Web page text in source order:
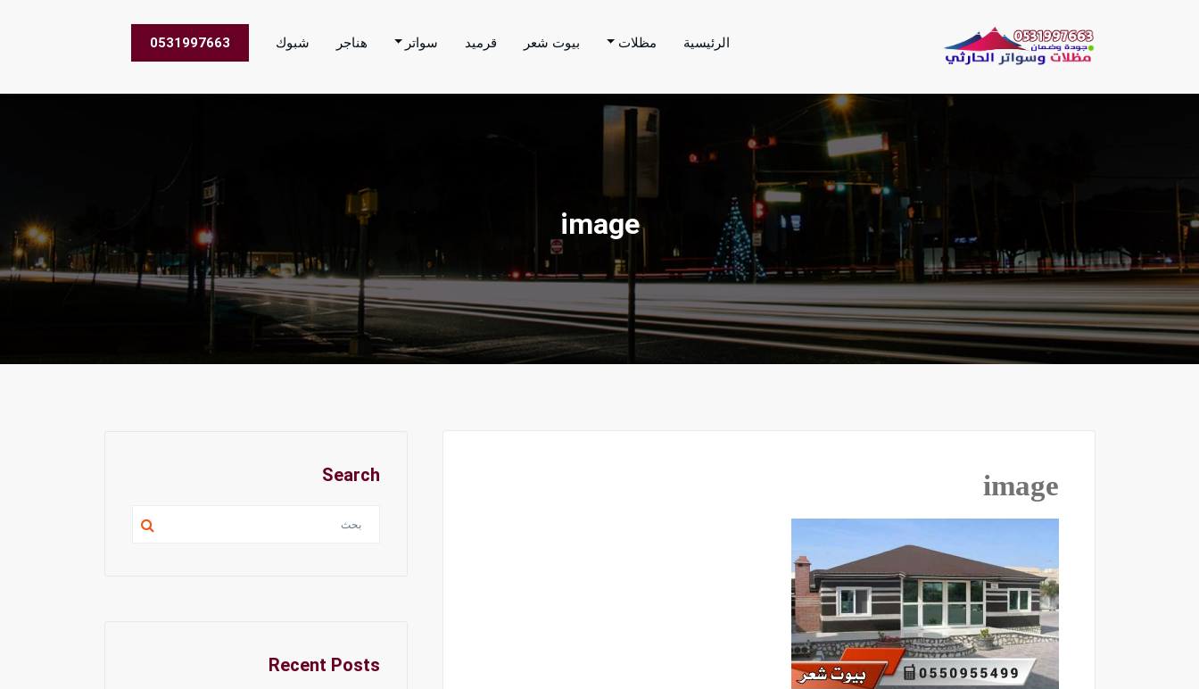
مظلات الحارثي نقوم بتنفيذ اعمال المظلات والسواتر والهناجر وغيرها من الاعمال في جميع مناطق المملكة العربية السعودية
الرئيسية مظلات بيوت شعر قرميد سواتر هناجر شبوك 0531997663
image
image
Search
Recent Posts